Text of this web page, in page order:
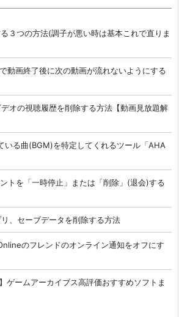
３つの方法(調子が悪い時は基本これで直りま
動画終了後に次の動画が流れないようにする
オの視聴履歴を削除する方法【動画見放題解
いる曲(BGM)を特定してくれるツール「AHA
トを「一時停止」または「削除」(退会)する
、セーブデータを削除する方法
のフレンドのオンライン通知をオフにす
ゲームアーカイブス高評価おすすめソフトま